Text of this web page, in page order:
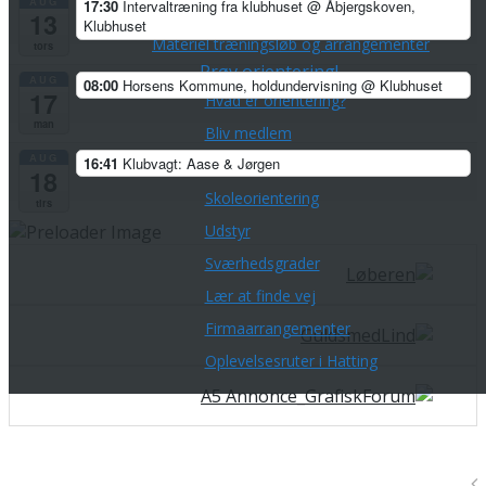
Stævner
Materiel træningsløb og arrangementer
Prøv orientering!
Hvad er orientering?
Bliv medlem
Velkommen i klubben
Skoleorientering
Udstyr
Sværhedsgrader
Lær at finde vej
Firmaarrangementer
Oplevelsesruter i Hatting
17:30 Intervaltræning fra klubhuset @ Åbjergskoven,
Klubhuset
08:00 Horsens Kommune, holdundervisning @ Klubhuset
16:41 Klubvagt: Aase & Jørgen